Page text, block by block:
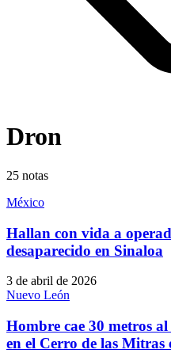
Dron
25 notas
México
Hallan con vida a
desaparecido en Sinaloa
3 de abril de 2026
Nuevo León
Hombre cae 30 metros
en el Cerro de las